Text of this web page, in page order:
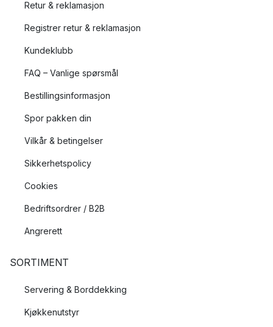
uten å kompromisse med lekenhet og individualitet.
skapt produkter som har blitt klassikere, som for eksempel
vasene Sphere og Duck, samt takkronen Drop chandelier.
Retur & reklamasjon
Registrer retur & reklamasjon
Kundeklubb
FAQ – Vanlige spørsmål
Bestillingsinformasjon
Spor pakken din
Vilkår & betingelser
Sikkerhetspolicy
Cookies
Bedriftsordrer / B2B
Angrerett
SORTIMENT
Servering & Borddekking
Kjøkkenutstyr